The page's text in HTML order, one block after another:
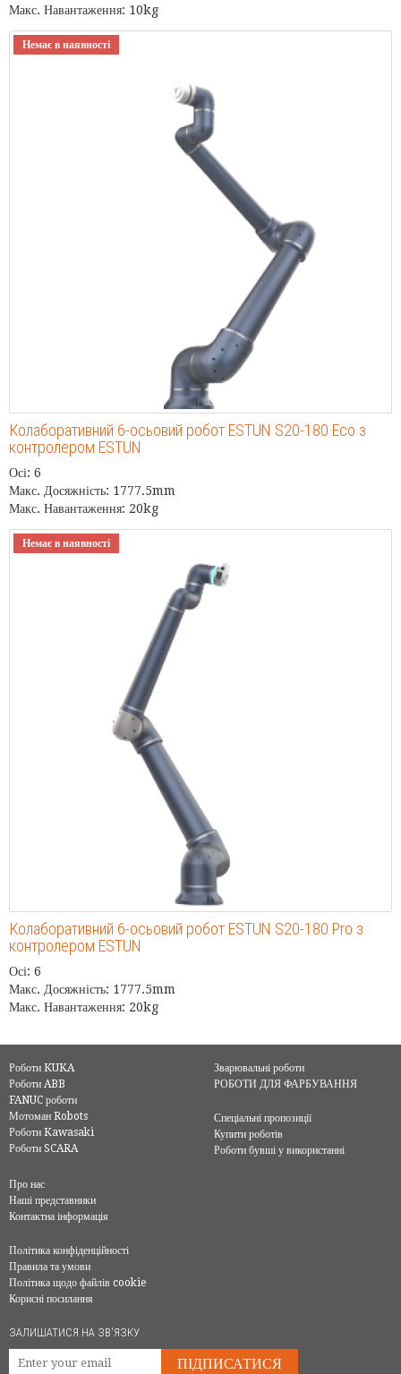
Макс. Навантаження: 10kg
Немає в наявності
Колаборативний 6-осьовий робот ESTUN S20-180 Eco з
контролером ESTUN
Осі: 6
Макс. Досяжність: 1777.5mm
Макс. Навантаження: 20kg
Немає в наявності
Колаборативний 6-осьовий робот ESTUN S20-180 Pro з
контролером ESTUN
Осі: 6
Макс. Досяжність: 1777.5mm
Макс. Навантаження: 20kg
Роботи KUKA
Роботи ABB
FANUC роботи
Мотоман Robots
Роботи Kawasaki
Роботи SCARA
Зварювальні роботи
РОБОТИ ДЛЯ ФАРБУВАННЯ
Спеціальні пропозиції
Купити роботів
Роботи бувші у використанні
Про нас
Наші представники
Контактна інформація
Політика конфіденційності
Правила та умови
Політика щодо файлів cookie
Корисні посилання
ЗАЛИШАТИСЯ НА ЗВ'ЯЗКУ
ПІДПИСАТИСЯ